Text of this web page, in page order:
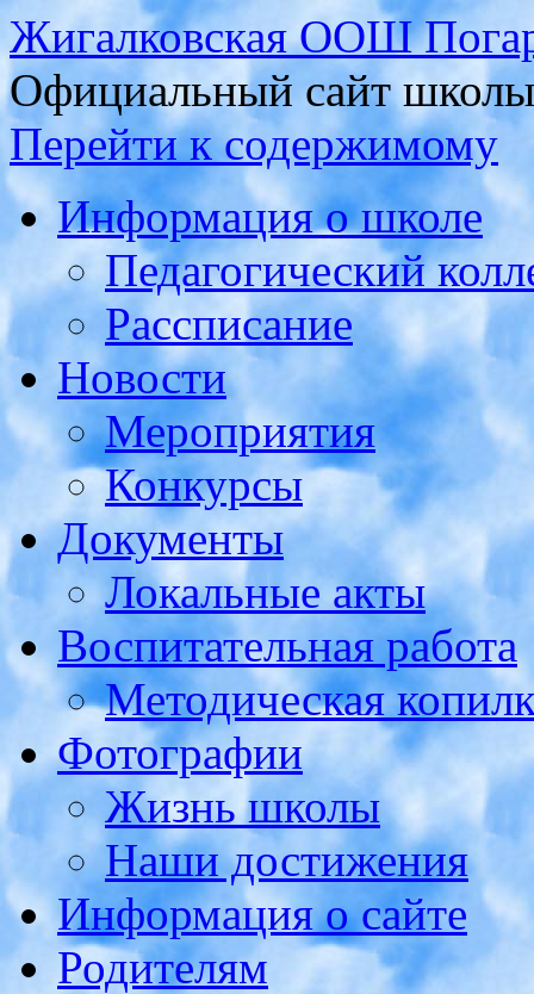
Жигалковская ООШ
Официальный сайт школы
Перейти к содержимому
Информация о школе
Педагогический
Рассписание
Новости
Мероприятия
Конкурсы
Документы
Локальные акты
Воспитательная работа
Методическая
Фотографии
Жизнь школы
Наши достижения
Информация о сайте
Родителям